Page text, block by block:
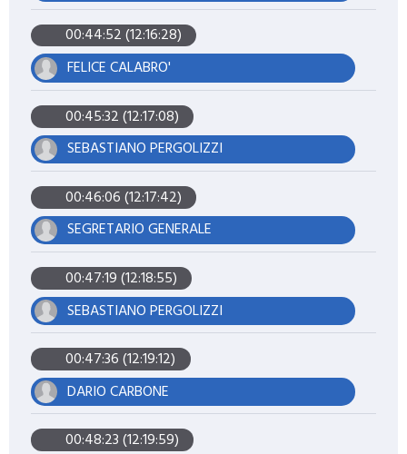
00:44:52 (12:16:28)
FELICE CALABRO'
00:45:32 (12:17:08)
SEBASTIANO PERGOLIZZI
00:46:06 (12:17:42)
SEGRETARIO GENERALE
00:47:19 (12:18:55)
SEBASTIANO PERGOLIZZI
00:47:36 (12:19:12)
DARIO CARBONE
00:48:23 (12:19:59)